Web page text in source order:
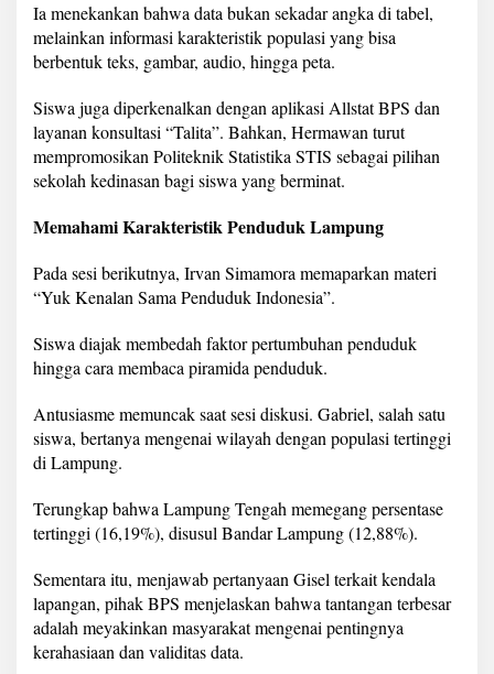
Ia menekankan bahwa data bukan sekadar angka di tabel,
melainkan informasi karakteristik populasi yang bisa
berbentuk teks, gambar, audio, hingga peta.
Siswa juga diperkenalkan dengan aplikasi Allstat BPS dan
layanan konsultasi “Talita”. Bahkan, Hermawan turut
mempromosikan Politeknik Statistika STIS sebagai pilihan
sekolah kedinasan bagi siswa yang berminat.
Memahami Karakteristik Penduduk Lampung
Pada sesi berikutnya, Irvan Simamora memaparkan materi
“Yuk Kenalan Sama Penduduk Indonesia”.
Siswa diajak membedah faktor pertumbuhan penduduk
hingga cara membaca piramida penduduk.
Antusiasme memuncak saat sesi diskusi. Gabriel, salah satu
siswa, bertanya mengenai wilayah dengan populasi tertinggi
di Lampung.
Terungkap bahwa Lampung Tengah memegang persentase
tertinggi (16,19%), disusul Bandar Lampung (12,88%).
Sementara itu, menjawab pertanyaan Gisel terkait kendala
lapangan, pihak BPS menjelaskan bahwa tantangan terbesar
adalah meyakinkan masyarakat mengenai pentingnya
kerahasiaan dan validitas data.